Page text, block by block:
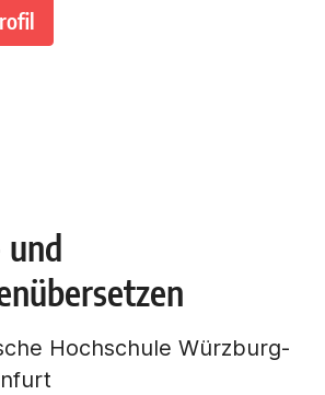
und
Hochschule Würzburg-